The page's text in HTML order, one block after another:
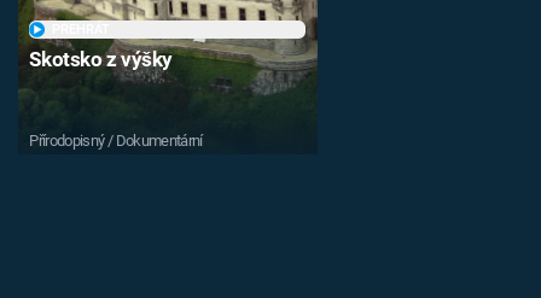
Skotsko z výšky
Přírodopisný / Dokumentární